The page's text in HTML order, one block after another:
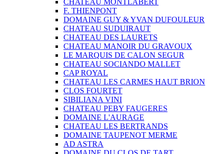
CHATEAU MONTLABERT
F. THIENPONT
DOMAINE GUY & YVAN DUFOULEUR
CHATEAU SUDUIRAUT
CHATEAU DES LAURETS
CHATEAU MANOIR DU GRAVOUX
LE MARQUIS DE CALON SEGUR
CHATEAU SOCIANDO MALLET
CAP ROYAL
CHATEAU LES CARMES HAUT BRION
CLOS FOURTET
SIBILIANA VINI
CHATEAU PEBY FAUGERES
DOMAINE L'AURAGE
CHATEAU LES BERTRANDS
DOMAINE TAUPENOT MERME
AD ASTRA